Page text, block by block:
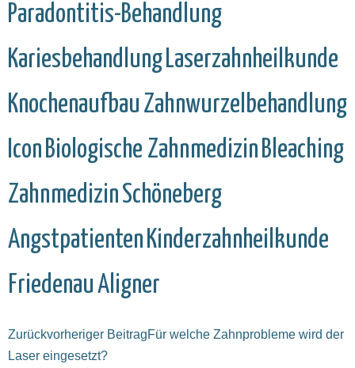
Paradontitis-Behandlung
Kariesbehandlung Laserzahnheilkunde
Knochenaufbau Zahnwurzelbehandlung
Icon Biologische Zahnmedizin Bleaching
ZahnmedizinSchöneberg
Angstpatienten Kinderzahnheilkunde
FriedenauAligner
Zurückvorheriger BeitragFür welche Zahnprobleme wird der
Laser eingesetzt?